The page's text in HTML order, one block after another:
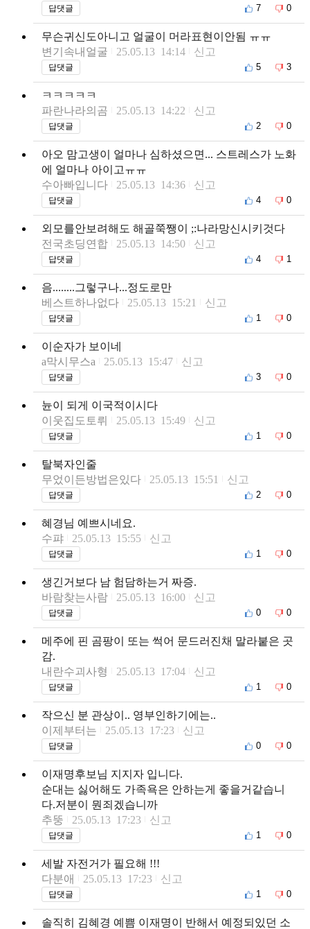
답댓글 7 0
무슨귀신도아니고 얼굴이 머라표현이안됨 ㅠㅠ
변기속내얼굴
25.05.13 14:14 신고
답댓글 5 3
ㅋㅋㅋㅋㅋ
파란나라의곰
25.05.13 14:22 신고
답댓글 2 0
아오 맘고생이 얼마나 심하셨으면... 스트레스가 노화
에 얼마나 아이고ㅠㅠ
수아빠입니다
25.05.13 14:36 신고
답댓글 4 0
외모를안보려해도 해골쭉쨍이 ;:나라망신시키것다
전국초딩연합
25.05.13 14:50 신고
답댓글 4 1
음........그렇구나...정도로만
베스트하나없다
25.05.13 15:21 신고
답댓글 1 0
이순자가 보이네
a막시무스a
25.05.13 15:47 신고
답댓글 3 0
뉸이 되게 이국적이시다
이웃집도토뤼
25.05.13 15:49 신고
답댓글 1 0
탈북자인줄
무었이든방법은있다
25.05.13 15:51 신고
답댓글 2 0
혜경님 예쁘시네요.
수퍄
25.05.13 15:55 신고
답댓글 1 0
생긴거보다 남 험담하는거 짜증.
바람찾는사람
25.05.13 16:00 신고
답댓글 0 0
메주에 핀 곰팡이 또는 썩어 문드러진채 말라붙은 곳
감.
내란수괴사형
25.05.13 17:04 신고
답댓글 1 0
작으신 분 관상이.. 영부인하기에는..
이제부터는
25.05.13 17:23 신고
답댓글 0 0
이재명후보님 지지자 입니다.
순대는 싫어해도 가족욕은 안하는게 좋을거같습니
다.저분이 뭔죄겠습니까
추뚱
25.05.13 17:23 신고
답댓글 1 0
세발 자전거가 필요해 !!!
다분애
25.05.13 17:23 신고
답댓글 1 0
솔직히 김혜경 예쁨 이재명이 반해서 예정되있던 소